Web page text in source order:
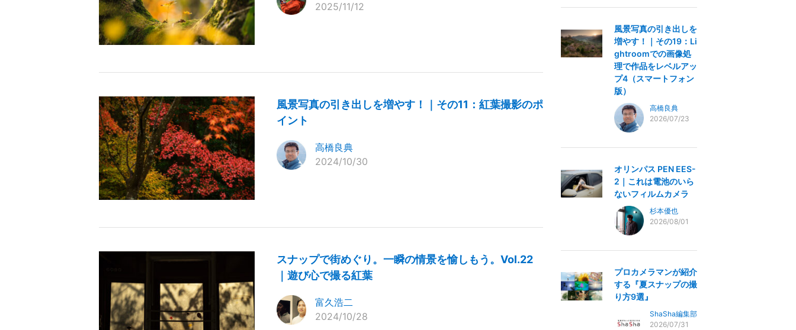
2025/11/12
風景写真の引き出しを増やす！｜その11：紅葉撮影のポ
イント
高橋良典
2024/10/30
スナップで街めぐり。一瞬の情景を愉しもう。Vol.22
｜遊び心で撮る紅葉
富久浩二
2024/10/28
風景写真の引き出しを
増やす！｜その19：Li
ghtroomでの画像処
理で作品をレベルアッ
プ4（スマートフォン
版）
高橋良典
2026/07/23
オリンパス PEN EES-
2｜これは電池のいら
ないフィルムカメラ
杉本優也
2026/08/01
プロカメラマンが紹介
する『夏スナップの撮
り方9選』
ShaSha編集部
2026/07/31